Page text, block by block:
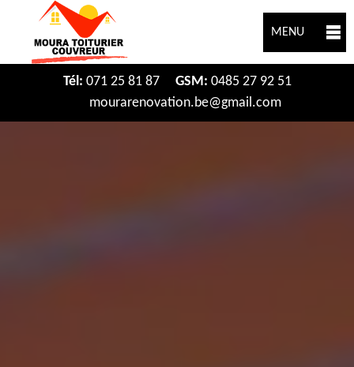
MENU
Tél: 071 25 81 87 GSM: 0485 27 92 51
mourarenovation.be@gmail.com